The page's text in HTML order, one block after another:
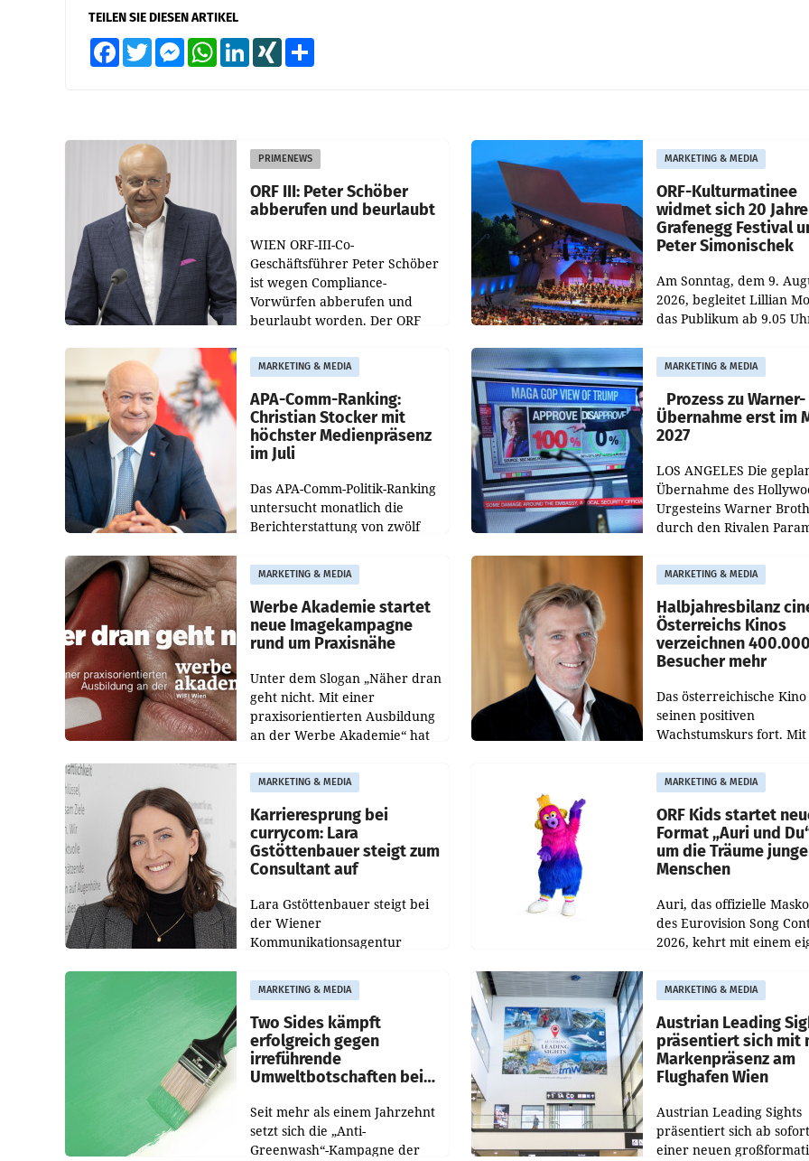
TEILEN SIE DIESEN ARTIKEL
FacebookTwitter MessengerWhatsAppLinkedInXING
PRIMENEWS
ORF III: Peter Schöber
abberufen und beurlaubt
WIEN ORF-III-Co-
Geschäftsführer Peter Schöber
ist wegen Compliance-
Vorwürfen abberufen und
beurlaubt worden. Der ORF
entsprechende
Medienberichte.
MARKETING & MEDIA
ORF-Kulturmatinee
widmet sich 20
Grafenegg Festival
Peter Simonischek
Am Sonntag, dem 9.
2026, begleitet Lillian
das Publikum ab 9.05
„Kulturmatinee“. Die
startet mit der
„20 Jahre Grafenegg
MARKETING & MEDIA
APA-Comm-Ranking:
Christian Stocker mit
höchster Medienpräsenz
im Juli
Das APA-Comm-Politik-Ranking
untersucht monatlich die
Berichterstattung von zwölf
Tageszeitungen und analysiert,
welche Politikerinnen und
Politiker Österreichs die
MARKETING & MEDIA
Prozess zu Warner-
Übernahme erst im
2027
LOS ANGELES Die
Übernahme des
Urgesteins Warner
durch den Rivalen
Schwebe bleiben. Eine
Richterin setzte den
MARKETING & MEDIA
Werbe Akademie startet
neue Imagekampagne
rund um Praxisnähe
Unter dem Slogan „Näher dran
geht nicht. Mit einer
praxisorientierten Ausbildung
an der Werbe Akademie“ hat
WIFI Wien eine neue
Imagekampagne gestartet.
MARKETING & MEDIA
Halbjahresbilanz
Österreichs Kinos
verzeichnen 400.000
Besucher mehr
Das österreichische Kino
seinen positiven
Wachstumskurs fort.
und Besucher höheren
Nettoreichweite im ersten
Halbjahr 2026
MARKETING & MEDIA
Karrieresprung bei
currycom: Lara
Gstöttenbauer steigt zum
Consultant auf
Lara Gstöttenbauer steigt bei
der Wiener
Kommunikationsagentur
partners zum Consultant auf.
Die 27-jährige Beraterin
betreut Kundinnen und
Kunden in den Bereichen
MARKETING & MEDIA
ORF Kids startet
Format „Auri und
um die Träume
Menschen
Auri, das offizielle
des Eurovision Song
2026, kehrt mit einem
zurück. In der neuen
„Auri und Du“ bei ORF
steht
MARKETING & MEDIA
Two Sides kämpft
erfolgreich gegen
irreführende
Umweltbotschaften beim
Seit mehr als einem Jahrzehnt
setzt sich die „Anti-
Greenwash“-Kampagne der
MARKETING & MEDIA
Austrian Leading
präsentiert sich mit
Markenpräsenz am
Flughafen Wien
Austrian Leading Sights
präsentiert sich ab
einer neuen